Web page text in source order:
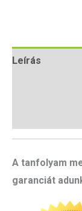
Leírás
A tanfolyam
garanciát